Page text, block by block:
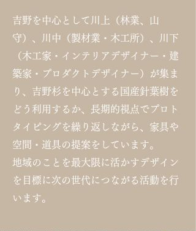
吉野を中心として川上（林業、山
守）、川中（製材業・木工所）、川下
（木工家・インテリアデザイナー・建
築家・プロダクトデザイナー）が集ま
り、吉野杉を中心とする国産針葉樹を
どう利用するか、長期的視点でプロト
タイピングを繰り返しながら、家具や
空間・道具の提案をしています。
地域のことを最大限に活かすデザイン
を目標に次の世代につながる活動を行
います。